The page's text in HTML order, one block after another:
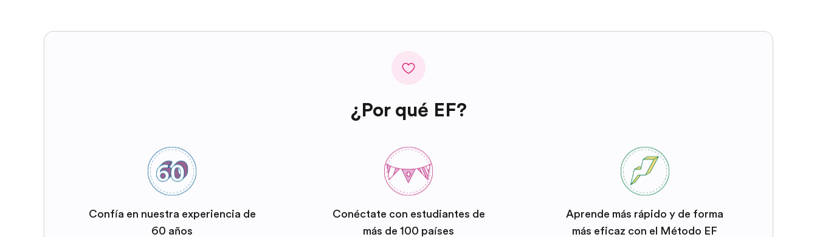
¿Por qué EF?
Confía en nuestra experiencia de
60 años
Conéctate con estudiantes de
más de 100 países
Aprende más rápido y de forma
más eficaz con el Método EF